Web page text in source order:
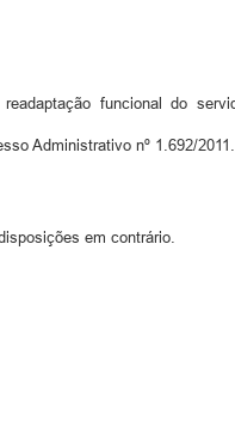
funcional do
Administrativo nº 1.692/2011.
em contrário.